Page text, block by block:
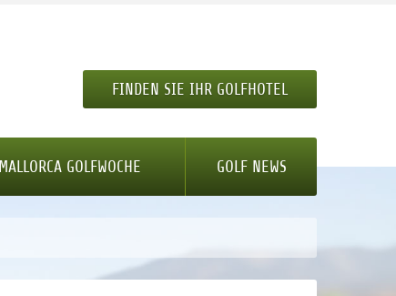
FINDEN SIE IHR GOLFHOTEL
MALLORCA GOLFWOCHE GOLF NEWS